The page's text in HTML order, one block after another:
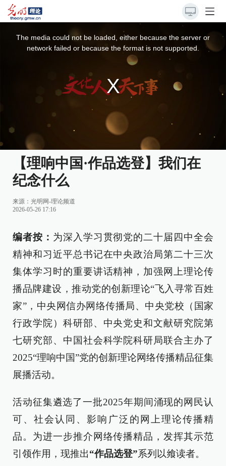
The media could not be loaded, either because the server or
network failed or because the format is not supported.
【理响中国·作品选登】我们在
纪念什么
来源： 光明网-理论频道
2026-05-26 17:16
编者按： 为深入学习贯彻党的二十届四中全会
精神和习近平总书记在中央政治局第二十三次
集体学习时的重要讲话精神，加强网上理论传
播品牌建设，推动党的创新理论“飞入寻常百姓
家”，中央网信办网络传播局、中央党校（国家
行政学院）科研部、中央党史和文献研究院第
七研究部、中国社会科学院科研局联合主办了
2025“理响中国”党的创新理论网络传播精品征集
展播活动。
活动征集遴选了一批2025年期间涌现的网民认
可、社会认同、影响广泛的网上理论传播精
品。为进一步推介网络传播精品，发挥其示范
引领作用，现推出“作品选登”系列以飨读者。